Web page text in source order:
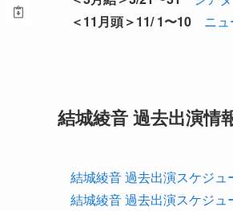
＜11月頭＞11/ 1〜10
ニ
結城綾音 過去出演情
結城綾音 過去出演スケジュ
結城綾音 過去出演スケジュ